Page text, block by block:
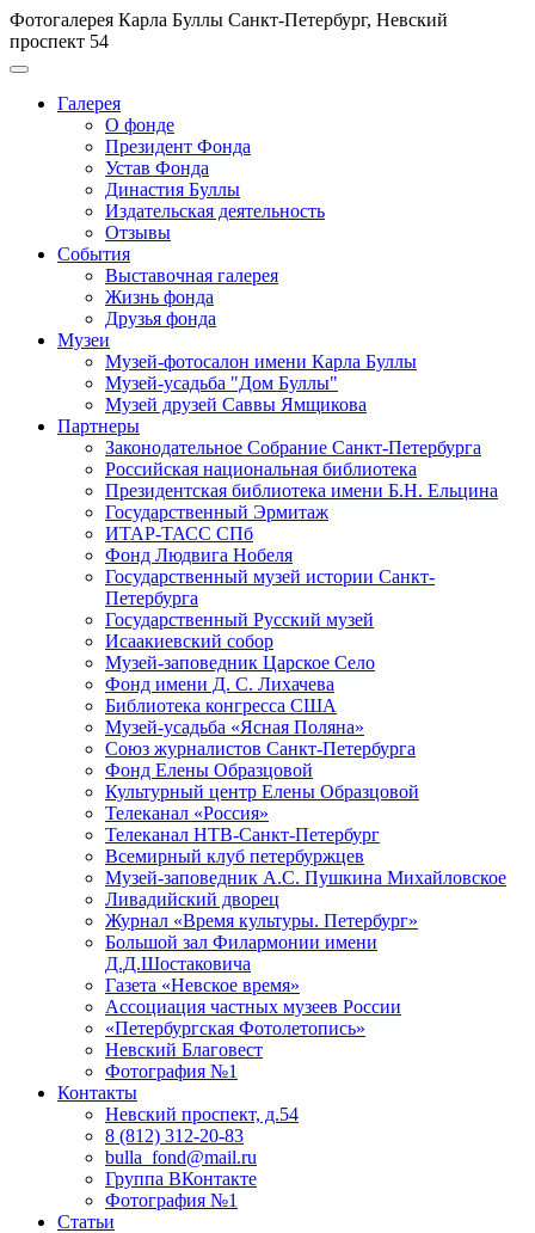
Фотогалерея Карла Буллы Санкт-Петербург, Невский
проспект 54
Галерея
О фонде
Президент Фонда
Устав Фонда
Династия Буллы
Издательская деятельность
Отзывы
События
Выставочная галерея
Жизнь фонда
Друзья фонда
Музеи
Музей-фотосалон имени Карла Буллы
Музей-усадьба "Дом Буллы"
Музей друзей Саввы Ямщикова
Партнеры
Законодательное Собрание Санкт-Петербурга
Российская национальная библиотека
Президентская библиотека имени Б.Н. Ельцина
Государственный Эрмитаж
ИТАР-ТАСС СПб
Фонд Людвига Нобеля
Государственный музей истории Санкт-
Петербурга
Государственный Русский музей
Исаакиевский собор
Музей-заповедник Царское Село
Фонд имени Д. С. Лихачева
Библиотека конгресса США
Музей-усадьба «Ясная Поляна»
Союз журналистов Санкт-Петербурга
Фонд Елены Образцовой
Культурный центр Елены Образцовой
Телеканал «Россия»
Телеканал НТВ-Санкт-Петербург
Всемирный клуб петербуржцев
Музей-заповедник А.С. Пушкина Михайловское
Ливадийский дворец
Журнал «Время культуры. Петербург»
Большой зал Филармонии имени
Д.Д.Шостаковича
Газета «Невское время»
Ассоциация частных музеев России
«Петербургская Фотолетопись»
Невский Благовест
Фотография №1
Контакты
Невский проспект, д.54
8 (812) 312-20-83
bulla_fond@mail.ru
Группа ВКонтакте
Фотография №1
Статьи